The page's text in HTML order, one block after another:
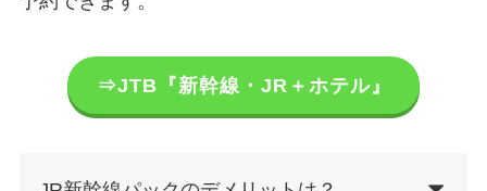
⇒JTB『新幹線・JR＋ホテル』